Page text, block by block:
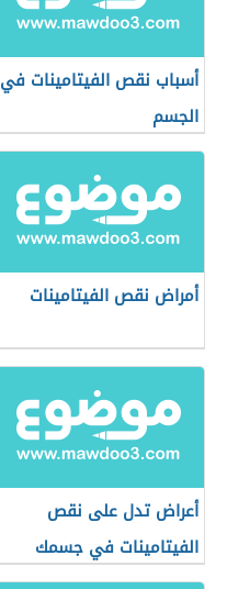
أسباب نقص الفيتامينات في
الجسم
أمراض نقص الفيتامينات
أعراض تدل على نقص
الفيتامينات في جسمك